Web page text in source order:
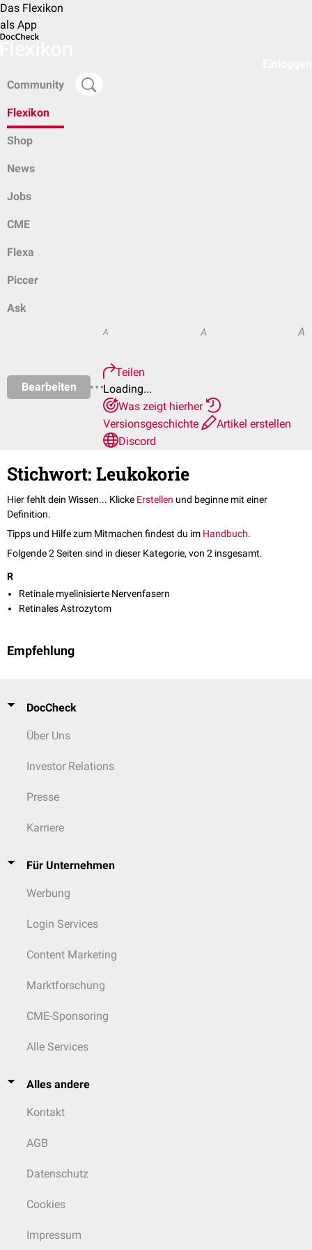
Das Flexikon
als App
Community
Flexikon
Shop
News
Jobs
CME
Flexa
Piccer
Ask
Bearbeiten
A A A
Teilen
Loading...
Was zeigt hierher
Versionsgeschichte
Artikel erstellen
Discord
Stichwort: Leukokorie
Hier fehlt dein Wissen... Klicke Erstellen und beginne mit einer
Definition.
Tipps und Hilfe zum Mitmachen findest du im Handbuch.
Folgende 2 Seiten sind in dieser Kategorie, von 2 insgesamt.
R
Retinale myelinisierte Nervenfasern
Retinales Astrozytom
Empfehlung
DocCheck
Über Uns
Investor Relations
Presse
Karriere
Für Unternehmen
Werbung
Login Services
Content Marketing
Marktforschung
CME-Sponsoring
Alle Services
Alles andere
Kontakt
AGB
Datenschutz
Cookies
Impressum